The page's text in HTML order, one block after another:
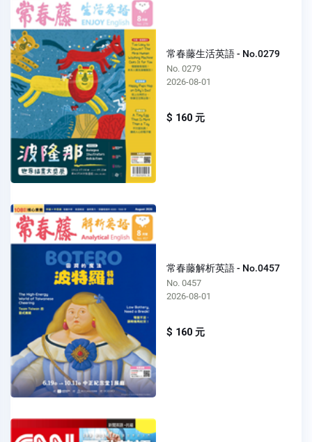
常春藤生活英語 - No.0279
No. 0279
2026-08-01
$ 160 元
常春藤解析英語 - No.0457
No. 0457
2026-08-01
$ 160 元